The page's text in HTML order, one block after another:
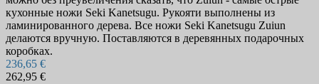
кухонные ножи Seki Kanetsugu. Рукояти выполнены из
ламинированного дерева. Все ножи Seki Kanetsugu Zuiun
делаются вручную. Поставляются в деревянных подарочных
коробках.
236,65 €
262,95 €